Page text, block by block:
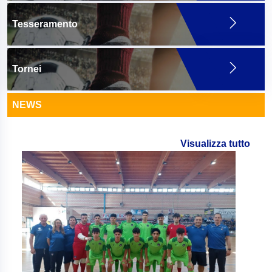
Tesseramento
Tornei
NEWS
Visualizza tutto